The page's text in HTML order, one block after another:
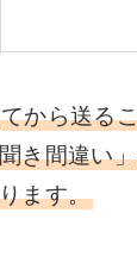
から送る
き間違い
ます。